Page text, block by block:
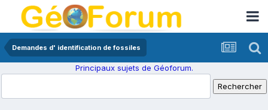
Demandes d' identification de fossiles
Principaux sujets de Géoforum.